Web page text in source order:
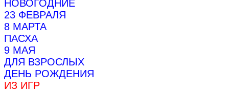
НОВОГОДНИЕ
23 ФЕВРАЛЯ
8 МАРТА
ПАСХА
9 МАЯ
ДЛЯ ВЗРОСЛЫХ
ДЕНЬ РОЖДЕНИЯ
ИЗ ИГР